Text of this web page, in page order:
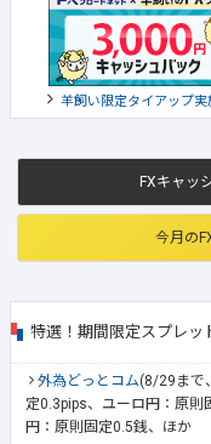
FXキャッ
今月の
特選！期間限定スプレッ
外為どっとコム(8/29まで
定0.3pips、ユーロ円：原則
円：原則固定0.5銭、ほか
羊飼い限定タイアップ実